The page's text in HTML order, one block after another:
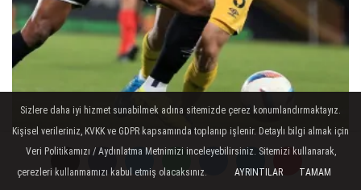
Boluspor - Manisa FK maçının
Sizlere daha iyi hizmet sunabilmek adına sitemizde çerez konumlandırmaktayız.
Kişisel verileriniz, KVKK ve GDPR kapsamında toplanıp işlenir. Detaylı bilgi almak için
Veri Politikamızı / Aydınlatma Metnimizi inceleyebilirsiniz. Sitemizi kullanarak,
çerezleri kullanmamızı kabul etmiş olacaksınız.
AYRINTILAR TAMAM